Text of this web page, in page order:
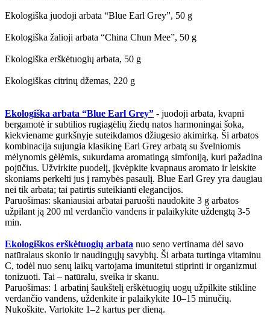
Ekologiška juodoji arbata “Blue Earl Grey”, 50 g
Ekologiška žalioji arbata “China Chun Mee”, 50 g
Ekologiška erškėtuogių arbata, 50 g
Ekologiškas citrinų džemas, 220 g
Ekologiška arbata “Blue Earl Grey” - juodoji arbata, kvapni
bergamotė ir subtilios rugiagėlių žiedų natos harmoningai šoka,
kiekviename gurkšnyje suteikdamos džiugesio akimirką. Ši arbatos
kombinacija sujungia klasikinę Earl Grey arbatą su švelniomis
mėlynomis gėlėmis, sukurdama aromatingą simfoniją, kuri pažadina
pojūčius. Užvirkite puodelį, įkvėpkite kvapnaus aromato ir leiskite
skoniams perkelti jus į ramybės pasaulį. Blue Earl Grey yra daugiau
nei tik arbata; tai patirtis suteikianti elegancijos.
Paruošimas: skaniausiai arbatai paruošti naudokite 3 g arbatos
užpilant ją 200 ml verdančio vandens ir palaikykite uždengtą 3-5
min.
Ekologiškos erškėtuogių arbata nuo seno vertinama dėl savo
natūralaus skonio ir naudingųjų savybių. Ši arbata turtinga vitaminu
C, todėl nuo senų laikų vartojama imunitetui stiprinti ir organizmui
tonizuoti. Tai – natūralu, sveika ir skanu.
Paruošimas: 1 arbatinį šaukštelį erškėtuogių uogų užpilkite stikline
verdančio vandens, uždenkite ir palaikykite 10–15 minučių.
Nukoškite. Vartokite 1–2 kartus per dieną.